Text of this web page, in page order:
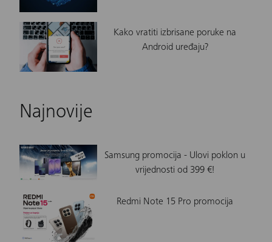
Kako vratiti izbrisane poruke na
Android uređaju?
Najnovije
Samsung promocija - Ulovi poklon u
vrijednosti od 399 €!
Redmi Note 15 Pro promocija